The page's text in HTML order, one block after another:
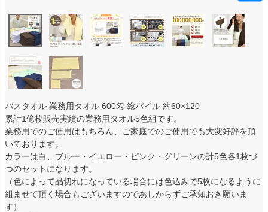
バスタオル 業務用タオル 600匁 総パイル 約60×120
累計1億枚販売実績の業務用タオル5色組です。
業務用でのご使用はもちろん、ご家庭でのご使用でも大変好評を頂
いております。
カラーは白、ブルー・イエロー・ピンク・グリーンの計5色各1枚づ
つのセットになります。
（色によって品切れになっている場合には色込みで5枚になるように
組ませて頂く場合もございますのであしからずご承知おき願いま
す）